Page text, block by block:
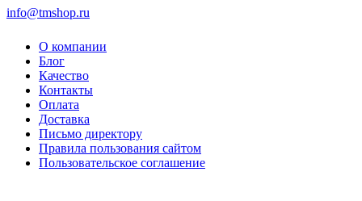
info@tmshop.ru
О компании
Блог
Качество
Контакты
Оплата
Доставка
Письмо директору
Правила пользования сайтом
Пользовательское соглашение